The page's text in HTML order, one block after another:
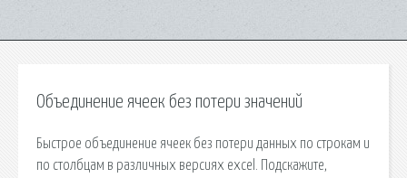
Объединение ячеек без потери значений
Быстрое объединение ячеек без потери данных по строкам и
по столбцам в различных версиях excel. Подскажите,